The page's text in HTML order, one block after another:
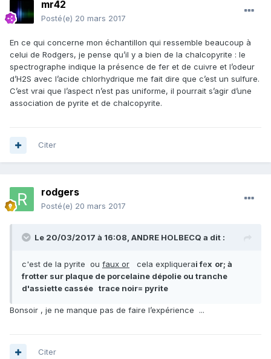
mr42
Posté(e) 20 mars 2017
En ce qui concerne mon échantillon qui ressemble beaucoup à
celui de Rodgers, je pense qu’il y a bien de la chalcopyrite : le
spectrographe indique la présence de fer et de cuivre et l’odeur
d’H2S avec l’acide chlorhydrique me fait dire que c’est un sulfure.
C’est vrai que l’aspect n’est pas uniforme, il pourrait s’agir d’une
association de pyrite et de chalcopyrite.
Citer
rodgers
Posté(e) 20 mars 2017
Le 20/03/2017 à 16:08, ANDRE HOLBECQ a dit :
c'est de la pyrite ou faux or cela expliquerai fex or; à
frotter sur plaque de porcelaine dépolie ou tranche
d'assiette cassée trace noir= pyrite
Bonsoir , je ne manque pas de faire l’expérience ...
Citer